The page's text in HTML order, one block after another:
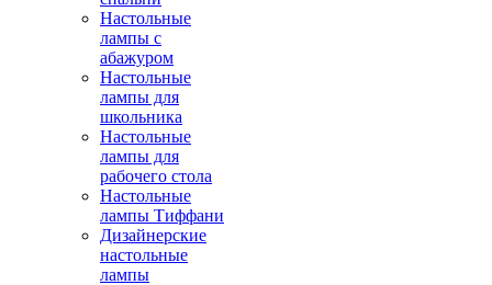
Настольные
лампы с
абажуром
Настольные
лампы для
школьника
Настольные
лампы для
рабочего стола
Настольные
лампы Тиффани
Дизайнерские
настольные
лампы